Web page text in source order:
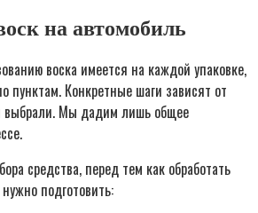
на автомобиль
воска имеется на каждой упаковке,
пунктам. Конкретные шаги зависят от
выбрали. Мы дадим лишь общее
средства, перед тем как обработать
подготовить: